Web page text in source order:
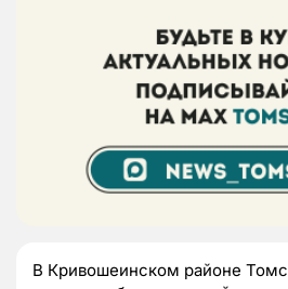
В Кривошеинском районе